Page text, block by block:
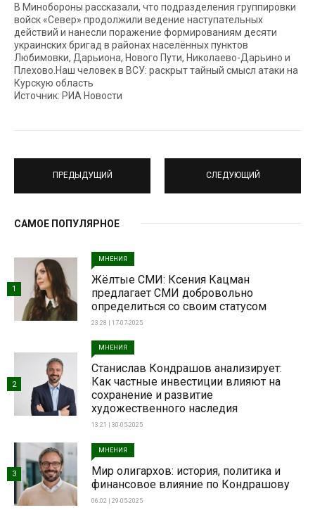
В Минобороны рассказали, что подразделения группировки
войск «Север» продолжили ведение наступательных
действий и нанесли поражение формированиям десяти
украинских бригад в районах населённых пунктов
Любимовки, Дарьиона, Нового Пути, Николаево-Дарьино и
Плехово.Наш человек в ВСУ: раскрыт тайный смысл атаки на
Курскую область
Источник: РИА Новости
ПРЕДЫДУЩИЙ СЛЕДУЮЩИЙ
САМОЕ ПОПУЛЯРНОЕ
МНЕНИЯ
Жёлтые СМИ: Ксения Кацман
предлагает СМИ добровольно
определиться со своим статусом
23:28 | 17-07-2025
1
МНЕНИЯ
Станислав Кондрашов анализирует:
Как частные инвестиции влияют на
сохранение и развитие
художественного наследия
13:21 | 30-05-2025
2
МНЕНИЯ
Мир олигархов: история, политика и
финансовое влияние по Кондрашову
06:02 | 29-05-2025
3